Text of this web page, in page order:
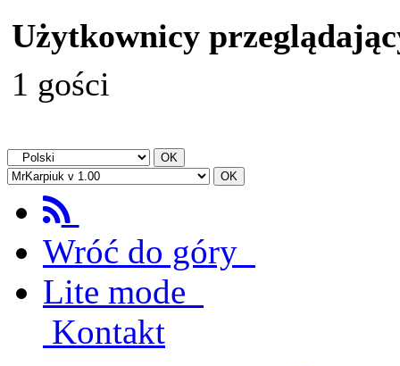
Użytkownicy
1 gości
Wróć do góry
Lite mode
Kontakt